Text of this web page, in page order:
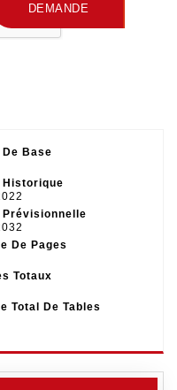
DEMANDE
Base
Historique
Prévisionnelle
De Pages
Totaux
Total De Tables